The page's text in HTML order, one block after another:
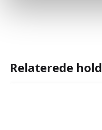
Relaterede hold